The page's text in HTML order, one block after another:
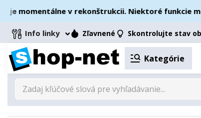
v rekonštrukcii. Niektoré funkcie
Info linky Zľavnené Skontrolujte stav
Kategórie